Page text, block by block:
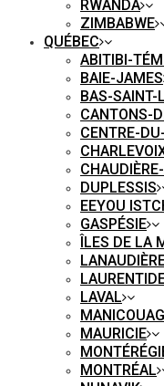
RWANDA
ZIMBABWE
QUÉBEC
ABITIBI-
BAIE-JAMES
BAS-SAINT-
CANTONS-
CENTRE-
DUPLESSIS
EEYOU
GASPÉSIE
ÎLES DE LA
LAVAL
MAURICIE
MONTRÉAL